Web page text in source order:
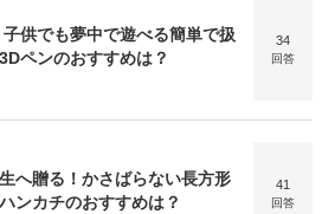
供でも夢中で遊べる簡単で扱
ペンのおすすめは？
34
回答
へ贈る！かさばらない長方形
ンカチのおすすめは？
41
回答